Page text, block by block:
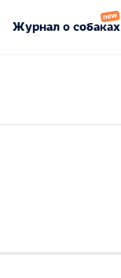
Журнал о собаках